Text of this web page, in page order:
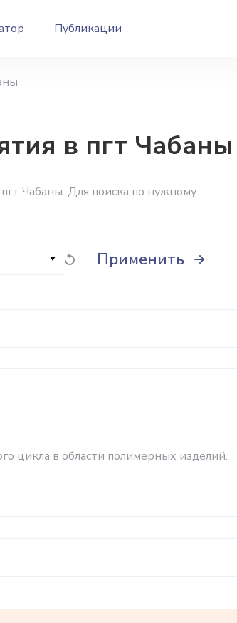
Публикации
в пгт Чабаны
Чабаны. Для поиска по нужному
Применить
цикла в области полимерных изделий.